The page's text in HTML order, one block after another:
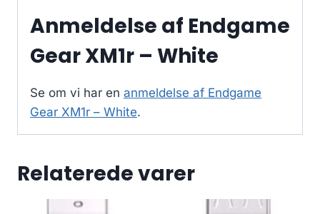
Anmeldelse af Endgame
Gear XM1r – White
Se om vi har en anmeldelse af Endgame
Gear XM1r – White.
Relaterede varer